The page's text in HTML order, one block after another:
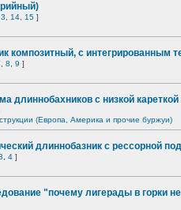
14 15 ]
композитный, с интегрированным
8 9 ]
длиннобахников с низкой кареткой
(Европа, Америка и прочие буржуи)
длиннобазник с рессорной
4 ]
"почему лигерады в горки